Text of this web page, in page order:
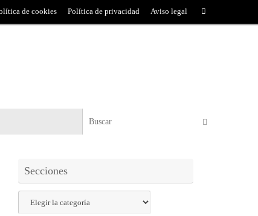
de cookies Política de privacidad Aviso legal
Secciones